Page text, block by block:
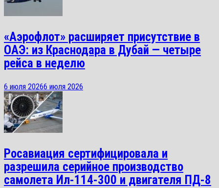
«Аэрофлот» расширяет присутствие в
ОАЭ: из Краснодара в Дубай — четыре
рейса в неделю
6 июля 20266 июля 2026
Росавиация сертифицировала и
разрешила серийное производство
самолета Ил-114-300 и двигателя ПД-8